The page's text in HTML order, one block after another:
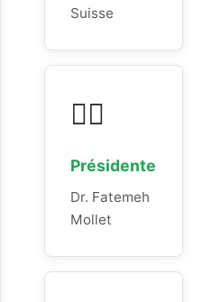
Suisse
👩‍⚕️
Présidente
Dr. Fatemeh
Mollet